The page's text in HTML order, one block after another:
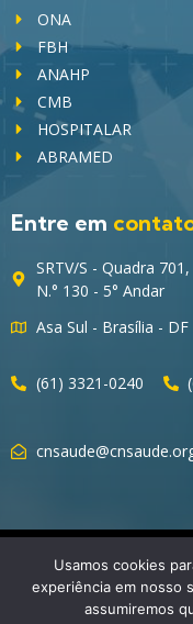
ONA
FBH
ANAHP
CMB
HOSPITALAR
ABRAMED
Entre em
SRTV/S - Quadra
N.° 130 - 5° Andar
Asa Sul - Brasília - DF
(61) 3321-0240
Usamos cookies
experiência em nosso
assumiremos